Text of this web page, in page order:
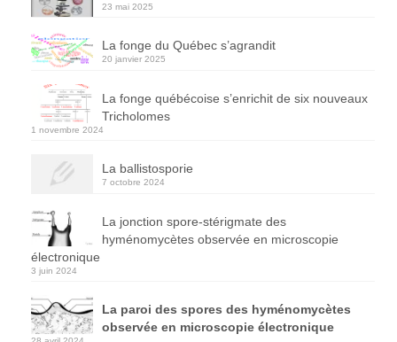
23 mai 2025
La fonge du Québec s’agrandit
20 janvier 2025
La fonge québécoise s’enrichit de six nouveaux
Tricholomes
1 novembre 2024
La ballistosporie
7 octobre 2024
La jonction spore-stérigmate des
hyménomycètes observée en microscopie
électronique
3 juin 2024
La paroi des spores des hyménomycètes
observée en microscopie électronique